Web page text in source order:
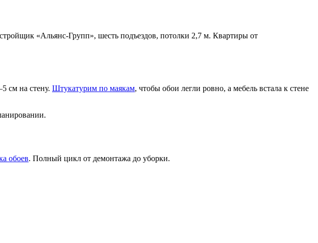
«Альянс-Групп», шесть подъездов, потолки 2,7 м. Квартиры от
см на стену. Штукатурим по маякам, чтобы обои легли ровно, а мебель встала к стене
обоев. Полный цикл от демонтажа до уборки.